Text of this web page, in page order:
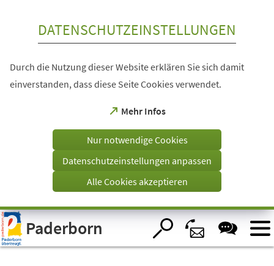
Visuelle
Assistenzsoftware
öffnen.
DATENSCHUTZEINSTELLUNGEN
Durch die Nutzung dieser Website erklären Sie sich damit
einverstanden, dass diese Seite Cookies verwendet.
Mehr Infos
(Öffnet
einem
Tab)
Nur notwendige Cookies
Datenschutzeinstellungen anpassen
Alle Cookies akzeptieren
Paderborn